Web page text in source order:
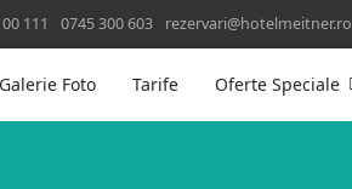
111 0745 300 603 rezervari@hotelmeitner.ro
Galerie Foto Tarife Oferte Speciale